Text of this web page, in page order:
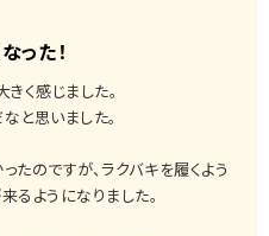
った！
く感じました。
と思いました。
のですが、ラクバキを履くよう
るようになりました。